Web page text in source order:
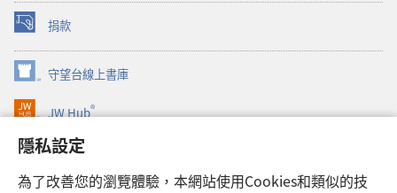
隱私設定
為了改善您的瀏覽體驗，本網站使用Cookies和類似的技
捐款
（開
啟
新
視
窗）
守望台線上書庫
（開
啟
新
窗）
JW Hub®
（開
啟
新
視
窗）
JW Library®